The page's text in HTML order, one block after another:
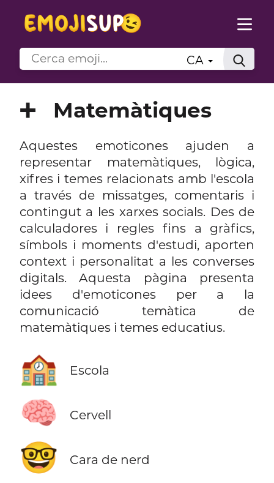
CA
➕ Matemàtiques
Aquestes emoticones ajuden a
representar matemàtiques, lògica,
xifres i temes relacionats amb l'escola
a través de missatges, comentaris i
contingut a les xarxes socials. Des de
calculadores i regles fins a gràfics,
símbols i moments d'estudi, aporten
context i personalitat a les converses
digitals. Aquesta pàgina presenta
idees d'emoticones per a la
comunicació temàtica de
matemàtiques i temes educatius.
🏫 Escola
🧠 Cervell
🤓 Cara de nerd